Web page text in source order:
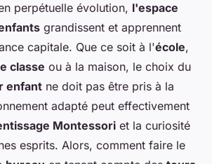
perpétuelle évolution, l'espace
grandissent et apprennent
capitale. Que ce soit à l'école,
classe ou à la maison, le choix du
enfant ne doit pas être pris à la
adapté peut effectivement
Montessori et la curiosité
esprits. Alors, comment faire le